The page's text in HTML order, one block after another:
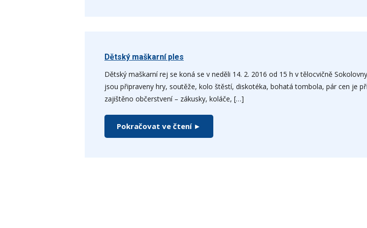
Dětský maškarní ples
Dětský maškarní rej se koná se v neděli 14. 2. 2016 od 15 h v tělocvičně
jsou připraveny hry, soutěže, kolo štěstí, diskotéka, bohatá tombola, pár cen je
zajištěno občerstvení – zákusky, koláče, […]
Pokračovat ve čtení ►